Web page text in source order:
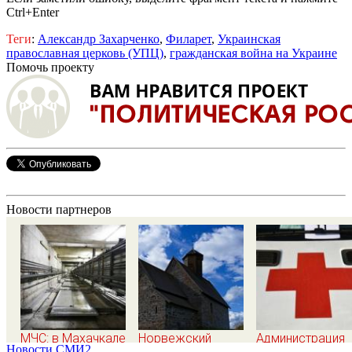
Ctrl+Enter
Теги: Александр Захарченко, Филарет, Украинская
православная церковь (УПЦ), гражданская война на Украине
Помочь проекту
Новости партнеров
МЧС: в Махачкале
Норвежский
Администрация
Новости СМИ2